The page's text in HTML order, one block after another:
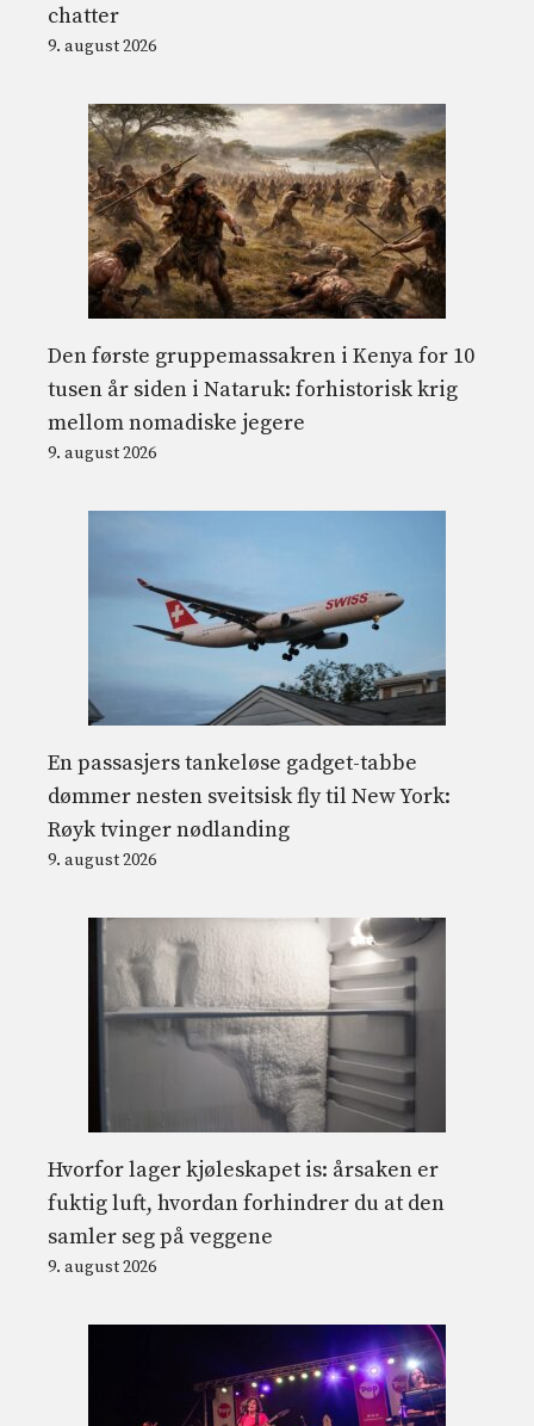
chatter
9. august 2026
Den første gruppemassakren i Kenya for 10
tusen år siden i Nataruk: forhistorisk krig
mellom nomadiske jegere
9. august 2026
En passasjers tankeløse gadget-tabbe
dømmer nesten sveitsisk fly til New York:
Røyk tvinger nødlanding
9. august 2026
Hvorfor lager kjøleskapet is: årsaken er
fuktig luft, hvordan forhindrer du at den
samler seg på veggene
9. august 2026